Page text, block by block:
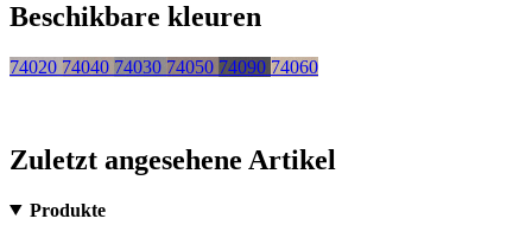
Beschikbare kleuren
74020 74040 74030 74050 74090 74060
Zuletzt angesehene Artikel
Produkte